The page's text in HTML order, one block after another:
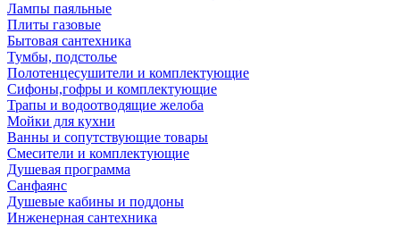
Лампы паяльные
Плиты газовые
Бытовая сантехника
Тумбы, подстолье
Полотенцесушители и комплектующие
Сифоны,гофры и комплектующие
Трапы и водоотводящие желоба
Мойки для кухни
Ванны и сопутствующие товары
Смесители и комплектующие
Душевая программа
Санфаянс
Душевые кабины и поддоны
Инженерная сантехника